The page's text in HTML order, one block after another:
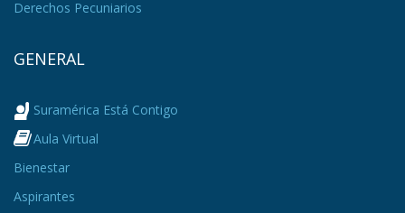
Derechos Pecuniarios
GENERAL
Suramérica Está Contigo
Aula Virtual
Bienestar
Aspirantes